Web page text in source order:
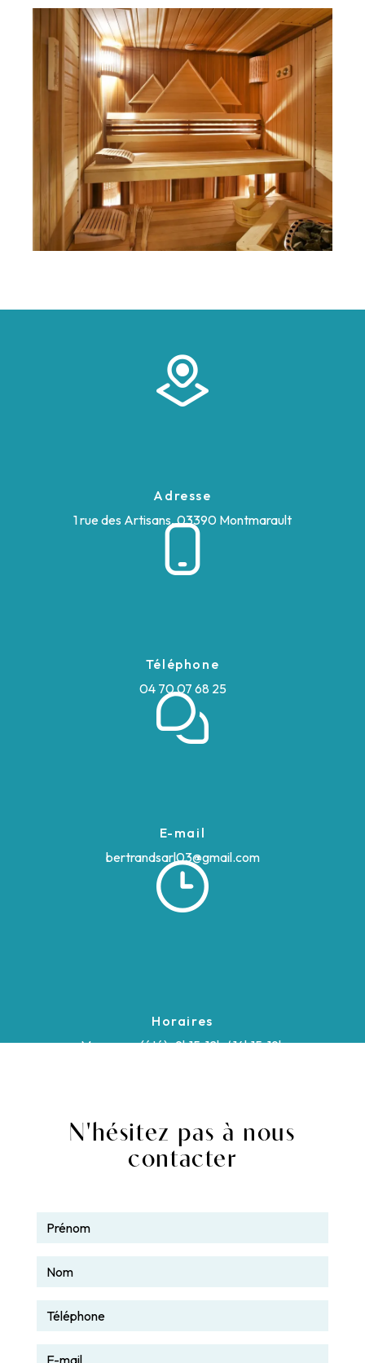
Adresse
1 rue des Artisans, 03390 Montmarault
Téléphone
04 70 07 68 25
E-mail
bertrandsarl03@gmail.com
Horaires
Mar - sam (été) : 9h15-12h / 14h15-19h
N'hésitez pas à nous
contacter